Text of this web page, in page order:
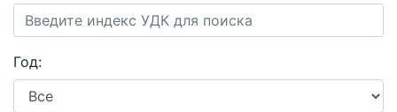
Год: